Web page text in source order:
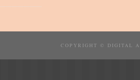
COPYRIGHT © DIGITAL